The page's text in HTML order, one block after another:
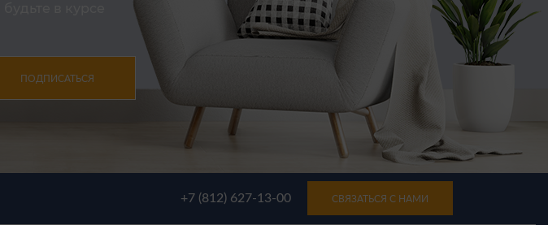
ПОДПИСАТЬСЯ
+7 (812) 627-13-00 СВЯЗАТЬСЯ С НАМИ